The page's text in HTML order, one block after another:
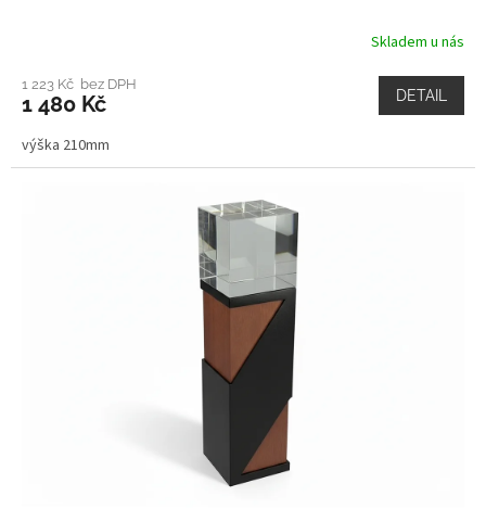
Skladem u nás
1 223 Kč bez DPH
1 480 Kč DETAIL
výška 210mm